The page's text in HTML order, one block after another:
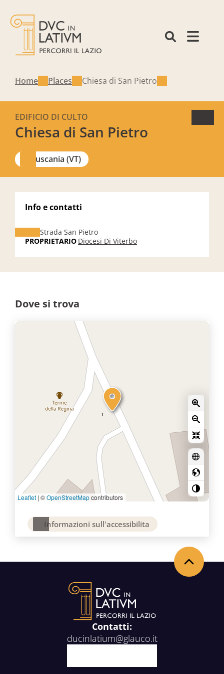
Home Places Chiesa di San Pietro
Chiesa di San Pietro
EDIFICIO DI CULTO
Tuscania (VT)
Info e contatti
Strada San Pietro
PROPRIETARIO Diocesi Di Viterbo
Dove si trova
Leaflet | ©OpenStreetMapcontributors
Informazioni sull'accessibilita
Contatti:
ducinlatium@glauco.it
Back to the top